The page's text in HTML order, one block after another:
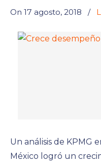
On 17 agosto, 2018 /
Un análisis de KPMG
México logró un